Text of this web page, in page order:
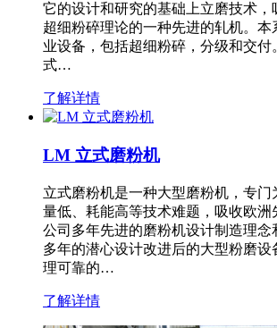
它的设计和研究的基础上立磨技术，
超细粉碎理论的一种先进的轧机。本
业设备，包括超细粉碎，分级和交
式…
了解详情
LM 立式磨粉机
立式磨粉机是一种大型磨粉机，专门
量低、耗能高等技术难题，吸收欧洲
公司多年先进的磨粉机设计制造理念
多年的潜心设计改进后的大型粉磨设
理可靠的…
了解详情